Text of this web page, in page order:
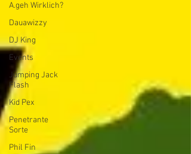
A.geh Wirklich?
Dauawizzy
DJ King
Events
Jumping Jack
Flash
Kid Pex
Penetrante
Sorte
Phil Fin